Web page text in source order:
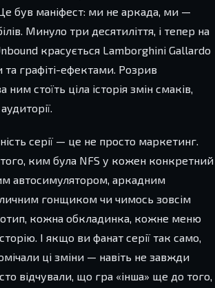
був маніфест: ми не аркада, ми —
Минуло три десятиліття, і тепер на
красується Lamborghini Gallardo
та графіті-ефектами. Розрив
стоїть ціла історія змін смаків,
серії — це не просто маркетинг.
ким була NFS у кожен конкретний
автосимулятором, аркадним
гонщиком чи чимось зовсім
кожна обкладинка, кожне меню
І якщо ви фанат серії так само,
ці зміни — навіть не завжди
відчували, що гра «інша» ще до того,